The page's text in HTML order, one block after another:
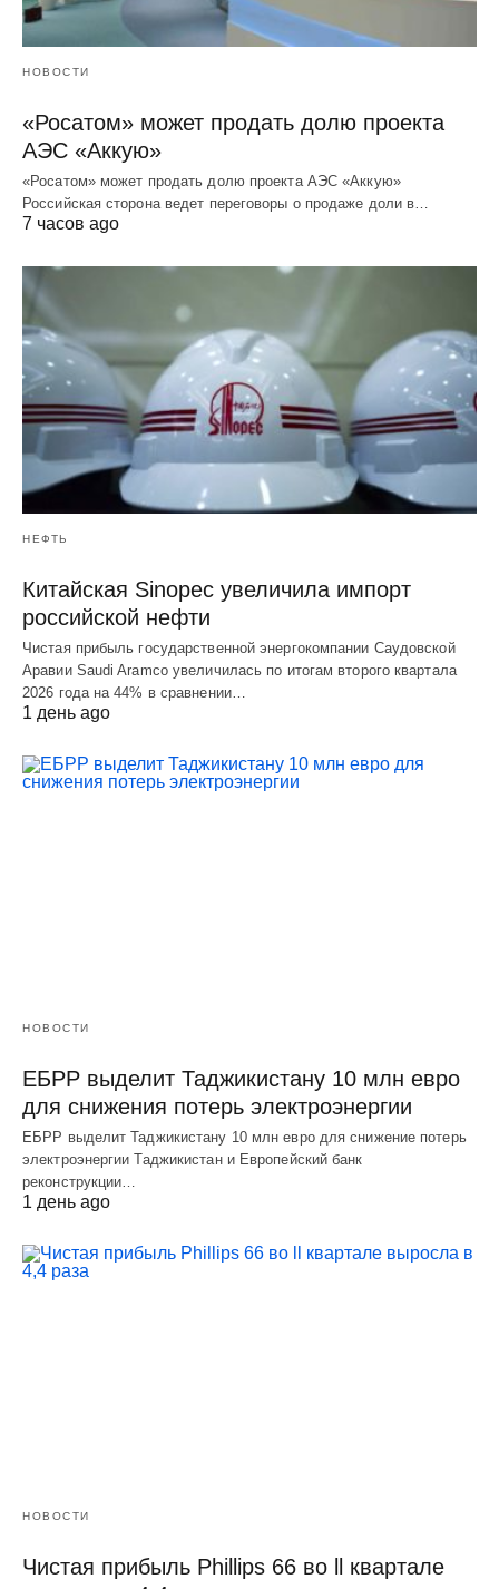
НОВОСТИ
«Росатом» может продать долю проекта
АЭС «Аккую»
«Росатом» может продать долю проекта АЭС «Аккую»
Российская сторона ведет переговоры о продаже доли в…
7 часов ago
НЕФТЬ
Китайская Sinopec увеличила импорт
российской нефти
Чистая прибыль государственной энергокомпании Саудовской
Аравии Saudi Aramco увеличилась по итогам второго квартала
2026 года на 44% в сравнении…
1 день ago
НОВОСТИ
ЕБРР выделит Таджикистану 10 млн евро
для снижения потерь электроэнергии
ЕБРР выделит Таджикистану 10 млн евро для снижение потерь
электроэнергии Таджикистан и Европейский банк
реконструкции…
1 день ago
НОВОСТИ
Чистая прибыль Phillips 66 во ll квартале